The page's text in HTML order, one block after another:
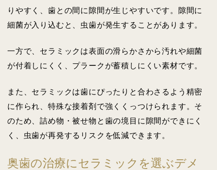
りやすく、歯との間に隙間が生じやすいです。隙間に
細菌が入り込むと、虫歯が発生することがあります。
一方で、セラミックは表面の滑らかさから汚れや細菌
が付着しにくく、プラークが蓄積しにくい素材です。
また、セラミックは歯にぴったりと合わさるよう精密
に作られ、特殊な接着剤で強くくっつけられます。そ
のため、詰め物・被せ物と歯の境目に隙間ができにく
く、虫歯が再発するリスクを低減できます。
奥歯の治療にセラミックを選ぶデメ